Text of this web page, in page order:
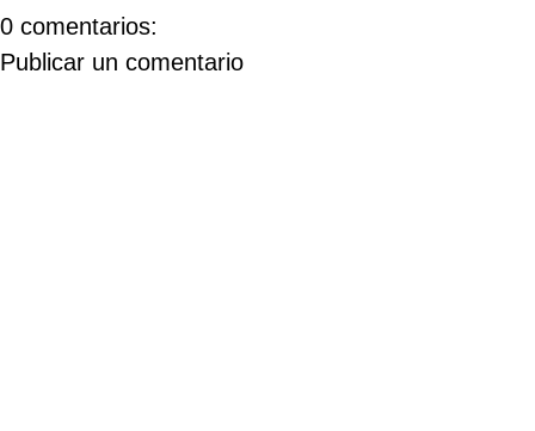
0 comentarios:
Publicar un comentario